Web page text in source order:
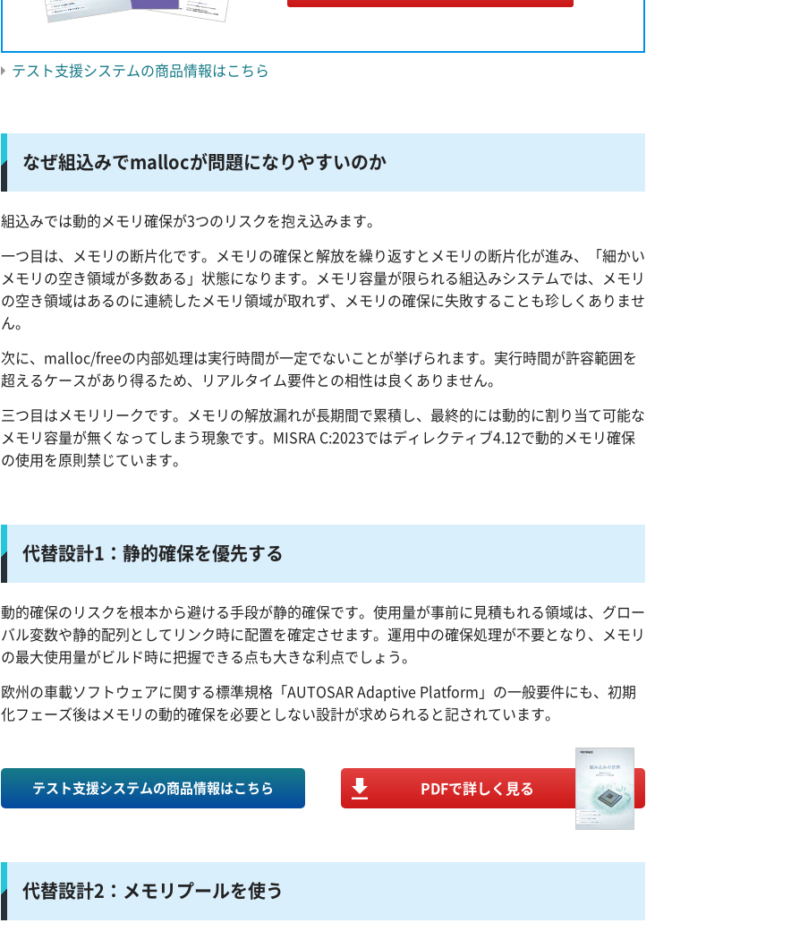
テスト支援システムの商品情報はこちら
なぜ組込みでmallocが問題になりやすいのか
組込みでは動的メモリ確保が3つのリスクを抱え込みます。
一つ目は、メモリの断片化です。メモリの確保と解放を繰り返すとメモリの断片化が進み、「細かい
メモリの空き領域が多数ある」状態になります。メモリ容量が限られる組込みシステムでは、メモリ
の空き領域はあるのに連続したメモリ領域が取れず、メモリの確保に失敗することも珍しくありませ
ん。
次に、malloc/freeの内部処理は実行時間が一定でないことが挙げられます。実行時間が許容範囲を
超えるケースがあり得るため、リアルタイム要件との相性は良くありません。
三つ目はメモリリークです。メモリの解放漏れが長期間で累積し、最終的には動的に割り当て可能な
メモリ容量が無くなってしまう現象です。MISRA C:2023ではディレクティブ4.12で動的メモリ確保
の使用を原則禁じています。
代替設計1：静的確保を優先する
動的確保のリスクを根本から避ける手段が静的確保です。使用量が事前に見積もれる領域は、グロー
バル変数や静的配列としてリンク時に配置を確定させます。運用中の確保処理が不要となり、メモリ
の最大使用量がビルド時に把握できる点も大きな利点でしょう。
欧州の車載ソフトウェアに関する標準規格「AUTOSAR Adaptive Platform」の一般要件にも、初期
化フェーズ後はメモリの動的確保を必要としない設計が求められると記されています。
テスト支援システムの商品情報はこちら PDFで詳しく見る
代替設計2：メモリプールを使う